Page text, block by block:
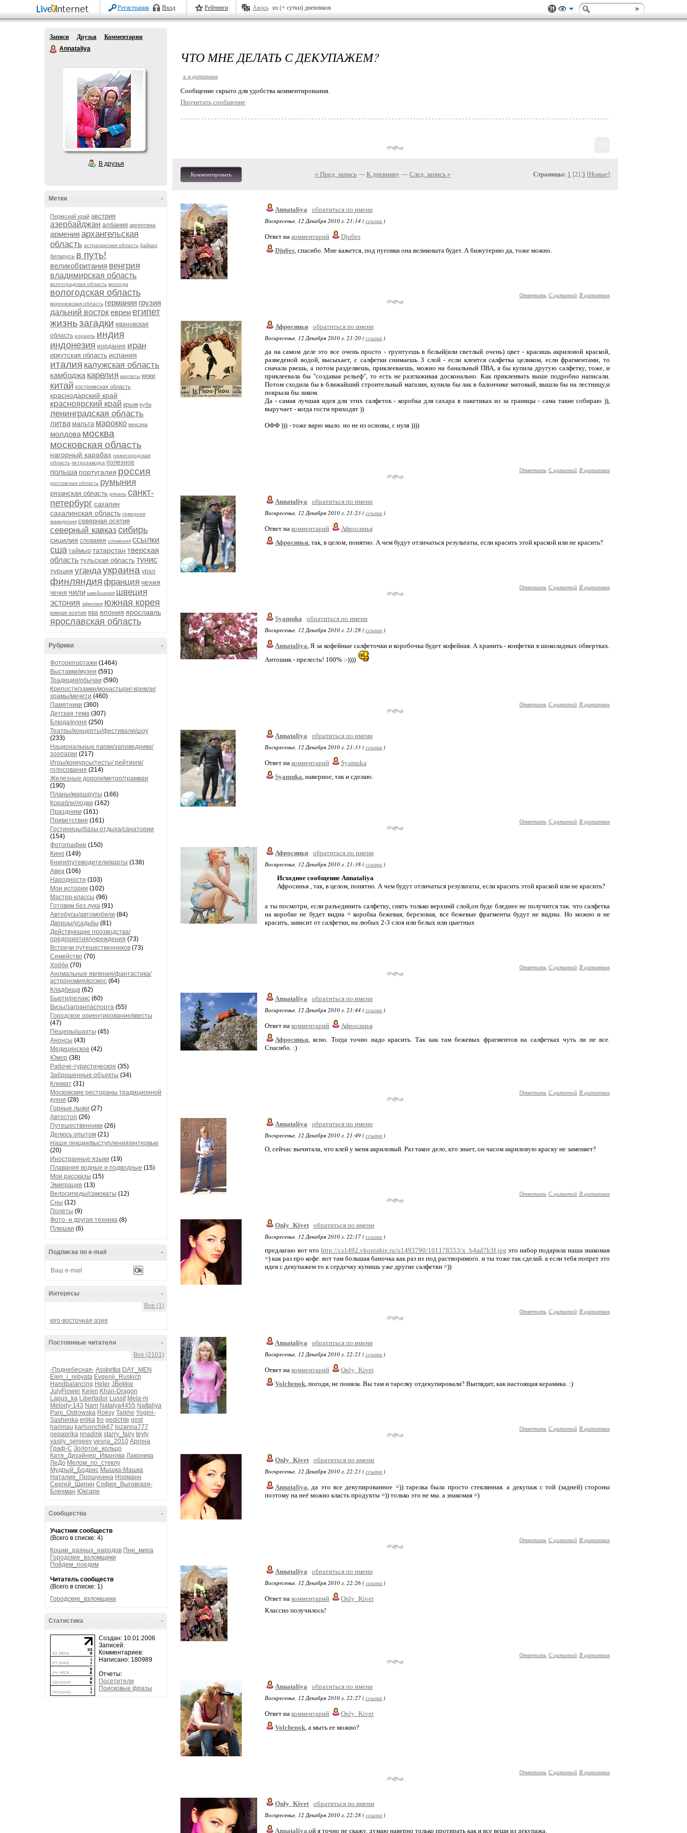
Регистрация Вход Рейтинги Авось из (+ сутки) дневников
Записи Друзья
Комментарии
Annataliya
В друзья
-
Метки
Пермский край австрия
азербайджан албания аргентина
армения архангельская
область астраханская область байкал
беларусь в путь!
великобритания венгрия
владимирская область
волгоградская область вологда
вологодская область
воронежская область германия грузия
дальний востокевреиегипет
жизньзагадки ивановская
область израиль индия
индонезия иордания иран
иркутская область испания
италия калужская область
камбоджа карелия карпаты кижи
китай костромская область
краснодарский край
красноярский край крым куба
ленинградская область
литва мальта марокко мексика
молдова москва
московская область
нагорный карабах нижегородская
область петрозаводск полезное
польша португалия россия
ростовская область румыния
рязанская область рязань санкт-
петербург сахалин
сахалинская область северная
македония северная осетия
северный кавказ сибирь
сицилия словакия словения ссылки
сша таймыр татарстан тверская
область тульская область тунис
турция угандаукраина урал
финляндия франция чехия
чечня чили швейцария швеция
эстония эфиопия южная корея
южная осетия ява япония ярославль
ярославская область
-
Рубрики
Фоторепортажи (1464)
Выставки/музеи (591)
Традиции/обычаи (590)
Крепости/замки/монастыри/ кремли/
храмы/мечети (460)
Памятники (360)
Детская тема (307)
Блюда/кухня (250)
Театры/концерты/фестивали/шоу
(233)
Национальные парки/заповедники/
зоопарки (217)
Игры/конкурсы/тесты/ рейтинги/
голосования (214)
Железные дороги/метро/трамваи
(190)
Планы/маршруты (166)
Корабли/лодки (162)
Праздники (161)
Приветствия (161)
Гостиницы/базы отдыха/санатории
(154)
Фотографии (150)
Кино (149)
Книги/путеводители/карты (138)
Авиа (106)
Народности (103)
Мои истории (102)
Мастер-классы (96)
Готовим без лука (91)
Автобусы/автомобили (84)
Дворцы/усадьбы (81)
Действующие прозводства/
предприятия/учреждения (73)
Встречи путешественников (73)
Семейство (70)
Хобби (70)
Аномальные явления/фантастика/
астрономия/космос (64)
Кладбища (62)
Бьюти/релакс (60)
Визы/загранпаспорта (55)
Городское ориентирование/квесты
(47)
Пещеры/шахты (45)
Анонсы (43)
Медицинское (42)
Юмор (38)
Рабоче-туристическое (35)
Заброшенные объекты (34)
Климат (31)
Московские рестораны традиционной
кухни (28)
Горные лыжи (27)
Автостоп (26)
Путешественники (26)
Делюсь опытом (21)
Наши лекции/выступления/интервью
(20)
Иностранные языки (19)
Плавания водные и подводные (15)
Мои рассказы (15)
Эмиграция (13)
Велосипеды/самокаты (12)
Сны (12)
Полеты (9)
Фото- и другая техника (8)
Плюшки (6)
-
Подписка по e-mail
-
Интересы
Все (1)
юго-восточная азия
-
Постоянные читатели
Все (2101)
-Поднебесная- Assketka DAY_MEN
Elen_i_rebyata Evgenij_Ruskich
Handbalancing Heler JBekkie
JulyFlower Kelen Khan-Dragon
Lapus_ka Libertador Lussit Mela-ni
Melody-143 Nam Natalya4455 Nattaliya
Pani_Ostrowska Roksy Taikhe Yogini-
Sashenka erlika fro gedichte gost
harimau karlsonchik67 lozanna777
nepaprika nnadink starry_fairy teyty
vasily_sergeev vesna_2010 Аргона
Граф-С Золотое_кольцо
Катя_Дизайнер_Иванова Лаконика
ЛеДо Мелом_по_стеклу
Мудрый_Бодрис Мышка-Машка
Наталия_Прошунина Норманн
Сергей_Щипин София_Выговская-
Блехман Юксаре
-
Сообщества
Участник сообществ
(Всего в списке: 4)
Кошки_разных_народов Пни_мира
Городские_взломщики
Пойдем_поедим
Читатель сообществ
(Всего в списке: 1)
Городские_взломщики
-
Статистика
Создан: 10.01.2006
Записей:
Комментариев:
Написано: 180989
Отчеты:
Посетители
Поисковые фразы
ЧТО МНЕ ДЕЛАТЬ С ДЕКУПАЖЕМ?
+ в цитатник
Cообщение скрыто для удобства комментирования.
Прочитать сообщение
Комментировать « Пред. запись — К дневнику — След. запись » Страницы: 1 [2] 3 [Новые]
Annataliya
обратиться по имени
Воскресенье, 12 Декабря 2010 г. 21:14 (ссылка )
Ответ на комментарий
Dju6es
Dju6es, спасибо. Мне кажется, под пуговки она великовата будет. А бижутерию да, тоже можно.
Ответить С цитатой В цитатник
Афросинья обратиться по имени
Воскресенье, 12 Декабря 2010 г. 21:20 (ссылка )
да на самом деле это все очень просто - грунтуешь в белый(или светлый очень) цвет - красишь акриловой краской,
разведеной водой, высыхает, с салфетки снимаешь 3 слой - если клеится салфетка целиком, если фрагментами, то
сначала рвешь, а потом разделяешь, приклееваешь, можно на банальный ПВА, я бы купила другую салфетку, тоже, и
приклеевала бы "создавая рельеф", то есть не разглаживая досконально. Как приклеивать выше подробно написали.
Потом сходила бы в ближайший строительный магазин, купила бы лак в балончике матовый, вышла бы на лестницу,и
покрыла бы лаком.
Да - самая лучшая идея для этих салфеток - коробка для сахара в пакетиках из за границы - сама такие собираю )),
выручает - когда гости приходят ))
ОФФ ))) - тоже варю мыло. но не из основы, с нуля ))))
Ответить С цитатой В цитатник
Annataliya
обратиться по имени
Воскресенье, 12 Декабря 2010 г. 21:23 (ссылка )
Ответ на комментарий
Афросинья
Афросинья, так, в целом, понятно. А чем будут отличаться результаты, если красить этой краской или не красить?
Ответить С цитатой В цитатник
Syamuka
обратиться по имени
Воскресенье, 12 Декабря 2010 г. 21:28 (ссылка )
Annataliya, Я за кофейные салфеточки и коробочка будет кофейная. А хранить - конфетки в шоколадных обвертках.
Антошик - прелесть! 100% :-))))
Ответить С цитатой В цитатник
Annataliya
обратиться по имени
Воскресенье, 12 Декабря 2010 г. 21:33 (ссылка )
Ответ на комментарий
Syamuka
Syamuka, наверное, так и сделаю.
Ответить С цитатой В цитатник
Афросинья обратиться по имени
Воскресенье, 12 Декабря 2010 г. 21:38 (ссылка )
Исходное сообщение Annataliya
Афросинья , так, в целом, понятно. А чем будут отличаться результаты, если красить этой краской или не красить?
а ты посмотри, если разъединить салфетку, снять только верхний слой,он буде бледнее не получится так. что салфетка
на коробке не будет видна = коробка бежевая, березовая, все бежевые фрагменты будут не видны. Но можно и не
красить, зависит от салфетки, на любых 2-3 слоя или белых или цыетных
Ответить С цитатой В цитатник
Annataliya
обратиться по имени
Воскресенье, 12 Декабря 2010 г. 21:44 (ссылка )
Ответ на комментарий
Афросинья
Афросинья, ясно. Тогда точно надо красить. Так как там бежевых фрагментов на салфетках чуть ли не все.
Спасибо. :)
Ответить С цитатой В цитатник
Annataliya
обратиться по имени
Воскресенье, 12 Декабря 2010 г. 21:49 (ссылка )
О, сейчас вычитала, что клей у меня акриловый. Раз такое дело, кто знает, он часом акриловую краску не заменяет?
Ответить С цитатой В цитатник
Only_Kivet обратиться по имени
Воскресенье, 12 Декабря 2010 г. 22:17 (ссылка )
предлагаю вот что http://cs1492.vkontakte.ru/u1493790/101178553/x_b4ad7b3f.jpg это набор подарила наша знакомая
=) как раз про кофе. вот там большая баночка как раз из под растворимого. и ты тоже так сделай. а если тебя попрет это
идея с декупажем то к сердечку купишь уже другие салфетки =))
Ответить С цитатой В цитатник
Annataliya
обратиться по имени
Воскресенье, 12 Декабря 2010 г. 22:21 (ссылка )
Ответ на комментарий
Only_Kivet
Volchenok, погоди, не поняла. Вы там и тарелку отдекупировали? Выглядит, как настоящая керамика. :)
Ответить С цитатой В цитатник
Only_Kivet обратиться по имени
Воскресенье, 12 Декабря 2010 г. 22:23 (ссылка )
Annataliya, да это все декупированное =)) тарелка была просто стеклянная. а декупаж с той (задней) стороны
поэтому на неё можно класть продукты =)) только это не мы. а знакомая =)
Ответить С цитатой В цитатник
Annataliya
обратиться по имени
Воскресенье, 12 Декабря 2010 г. 22:26 (ссылка )
Ответ на комментарий
Only_Kivet
Классно получилось!
Ответить С цитатой В цитатник
Annataliya
обратиться по имени
Воскресенье, 12 Декабря 2010 г. 22:27 (ссылка )
Ответ на комментарий
Only_Kivet
Volchenok, а мыть ее можно?
Ответить С цитатой В цитатник
Only_Kivet обратиться по имени
Воскресенье, 12 Декабря 2010 г. 22:28 (ссылка )
Annataliya,ой я точно не скажу. думаю наверно только протирать как и все вещи из декупажа.